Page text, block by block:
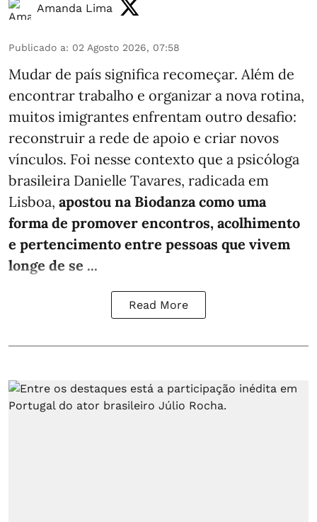
Amanda Lima
Publicado a: 02 Agosto 2026, 07:58
Mudar de país significa recomeçar. Além de
encontrar trabalho e organizar a nova rotina,
muitos imigrantes enfrentam outro desafio:
reconstruir a rede de apoio e criar novos
vínculos. Foi nesse contexto que a psicóloga
brasileira Danielle Tavares, radicada em
Lisboa, apostou na Biodanza como uma
forma de promover encontros, acolhimento
e pertencimento entre pessoas que vivem
longe de se ...
Read More